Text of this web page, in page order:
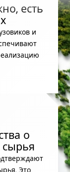
есть
и
о
сырья
Это